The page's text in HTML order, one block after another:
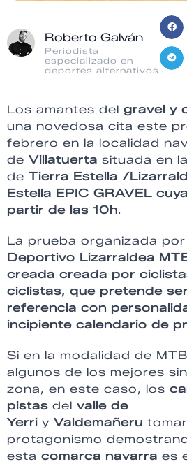
Roberto Galván
Periodista
especializado en
deportes alternativos
Los amantes del gravel y
una novedosa cita este
febrero en la localidad
de Villatuerta situada en
de Tierra Estella /
Estella EPIC GRAVEL cuya
partir de las 10h.
La prueba organizada por
Deportivo Lizarraldea
creada creada por
ciclistas, que pretende
referencia con
incipiente calendario de
Si en la modalidad de
algunos de los mejores
zona, en este caso, los
pistas del valle de
Yerri y Valdemañeru
protagonismo
esta comarca navarra es